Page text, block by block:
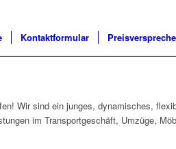
Kontaktformular
Wir sind ein junges, dynamisches,
im Transportgeschäft, Umzüge,